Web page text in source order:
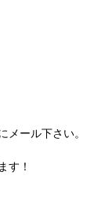
メール下さい。
す！